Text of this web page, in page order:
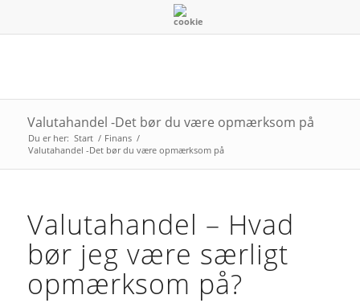
Valutahandel -Det bør du være opmærksom på
Du er her: Start / Finans /
Valutahandel -Det bør du være opmærksom på
Valutahandel – Hvad
bør jeg være særligt
opmærksom på?